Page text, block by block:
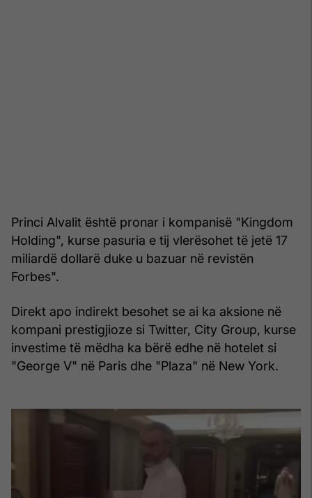
Princi Alvalit është pronar i kompanisë "Kingdom
Holding", kurse pasuria e tij vlerësohet të jetë 17
miliardë dollarë duke u bazuar në revistën
Forbes".
Direkt apo indirekt besohet se ai ka aksione në
kompani prestigjioze si Twitter, City Group, kurse
investime të mëdha ka bërë edhe në hotelet si
"George V" në Paris dhe "Plaza" në New York.